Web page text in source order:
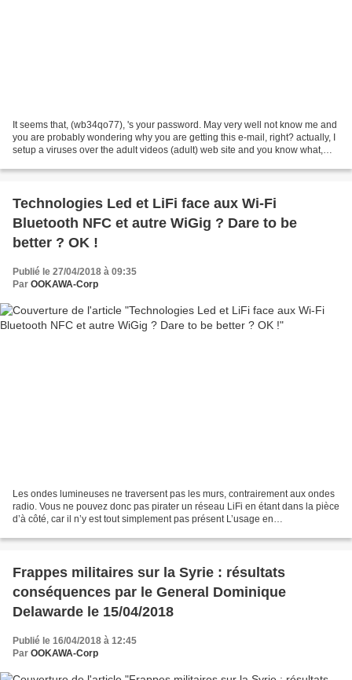
It seems that, (wb34qo77), 's your password. May very well not know me and
you are probably wondering why you are getting this e-mail, right? actually, I
setup a viruses over the adult videos (adult) web site and you know what,
Technologies Led et LiFi face aux Wi-Fi
Bluetooth NFC et autre WiGig ? Dare to be
better ? OK !
Publié le 27/04/2018 à 09:35
Par OOKAWA-Corp
Les ondes lumineuses ne traversent pas les murs, contrairement aux ondes
radio. Vous ne pouvez donc pas pirater un réseau LiFi en étant dans la pièce
d’à côté, car il n’y est tout simplement pas présent L’usage en
Frappes militaires sur la Syrie : résultats
conséquences par le General Dominique
Delawarde le 15/04/2018
Publié le 16/04/2018 à 12:45
Par OOKAWA-Corp